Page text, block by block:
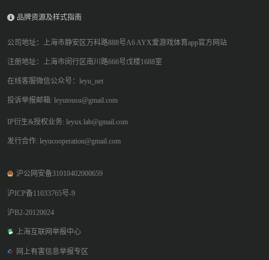
品牌资源及样式指南
公司地址：上海市静安区万科路888号A6 AYX爱游戏体育app官方网站
注册地址：上海市闵行区南川路666号戊楼1688室
在线客服微信公众号：leyu_net
投诉举报邮箱: leyutousu@gmail.com
IP衍生&授权业务: leyux.lab@gmail.com
发行合作: leyucooperation@gmail.com
沪公网安备31010402000659
沪ICP备11033765号-9
沪B2-20120024
上海互联网举报中心
网上有害信息举报专区